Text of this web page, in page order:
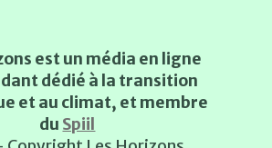
est un média en ligne
dédié à la transition
et au climat, et membre
du Spiil